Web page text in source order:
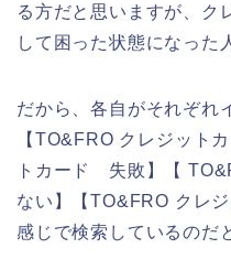
る方だと思いますが、ク
して困った状態になった
だから、各自がそれぞれ
【TO&FRO クレジット
トカード 失敗】【
ない】【TO&FRO クレ
感じで検索しているのだ